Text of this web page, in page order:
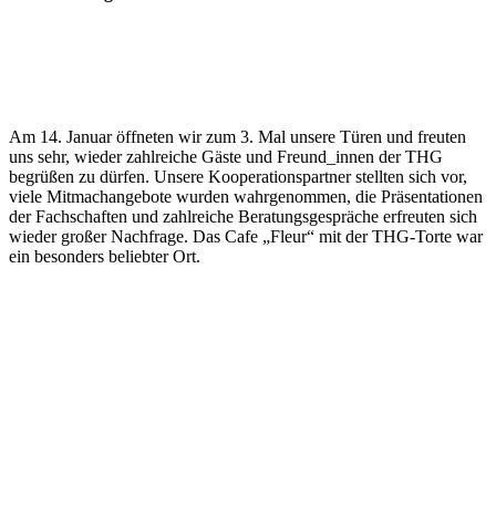
Am 14. Januar öffneten wir zum 3. Mal unsere Türen und freuten
uns sehr, wieder zahlreiche Gäste und Freund_innen der THG
begrüßen zu dürfen. Unsere Kooperationspartner stellten sich vor,
viele Mitmachangebote wurden wahrgenommen, die Präsentationen
der Fachschaften und zahlreiche Beratungsgespräche erfreuten sich
wieder großer Nachfrage. Das Cafe „Fleur“ mit der THG-Torte war
ein besonders beliebter Ort.